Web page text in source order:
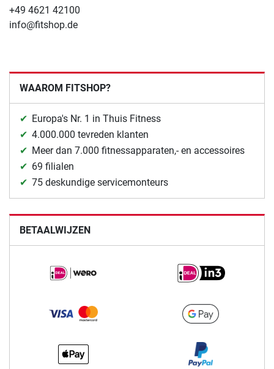
+49 4621 42100
info@fitshop.de
WAAROM FITSHOP?
Europa's Nr. 1 in Thuis Fitness
4.000.000 tevreden klanten
Meer dan 7.000 fitnessapparaten,- en accessoires
69 filialen
75 deskundige servicemonteurs
BETAALWIJZEN